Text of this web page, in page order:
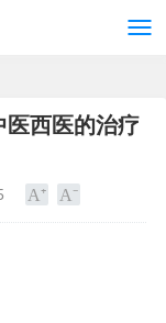
医西医的治疗